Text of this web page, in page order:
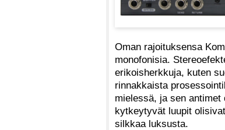
Oman rajoituksensa
monofonisia.
erikoisherkkuja, kuten
rinnakkaista
mielessä, ja sen antimet
kytkeytyvät luupit
silkkaa luksusta.